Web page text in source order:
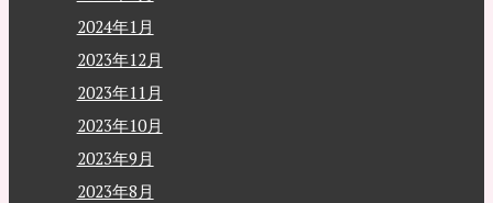
2024年1月
2023年12月
2023年11月
2023年10月
2023年9月
2023年8月